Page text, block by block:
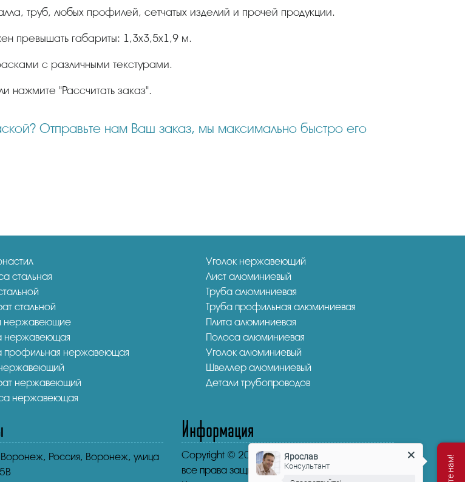
труб, любых профилей, сетчатых изделий и прочей продукции.
превышать габариты: 1,3х3,5х1,9 м.
с различными текстурами.
нажмите "Рассчитать заказ".
стальная
стальной
нержавеющие
нержавеющая
профильная нержавеющая
нержавеющий
нержавеющая
Уголок нержавеющий
Лист алюминиевый
Труба алюминиевая
Труба профильная алюминиевая
Плита алюминиевая
Полоса алюминиевая
Уголок алюминиевый
Швеллер алюминиевый
Детали трубопроводов
Воронеж, Россия, Воронеж, улица
Информация
Copyright © 2016-2026."НикаСтрой"
все права защищены.
Ярослав
Консультант